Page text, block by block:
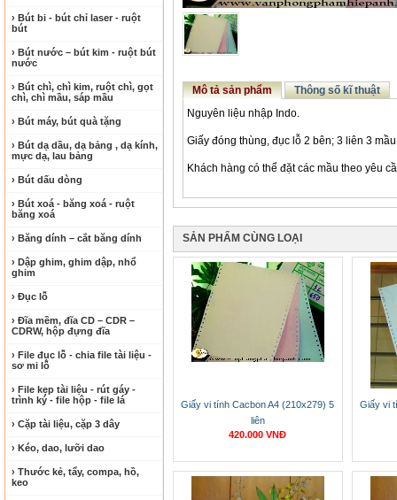
› Bút bi - bút chỉ laser - ruột
bút
› Bút nước – bút kim - ruột bút
nước
› Bút chì, chì kim, ruột chì, gọt
chì, chì mầu, sáp mầu
› Bút máy, bút quà tặng
› Bút dạ dầu, dạ bảng , dạ kính,
mực dạ, lau bảng
› Bút dấu dòng
› Bút xoá - băng xoá - ruột
băng xoá
› Băng dính – cắt băng dính
› Dập ghim, ghim dập, nhổ
ghim
› Đục lỗ
› Đĩa mềm, đĩa CD – CDR –
CDRW, hộp đựng đĩa
› File đục lỗ - chia file tài liệu -
sơ mi lỗ
› File kẹp tài liệu - rút gáy -
trình ký - file hộp - file lá
› Cặp tài liệu, cặp 3 dây
› Kéo, dao, lưỡi dao
› Thước kẻ, tẩy, compa, hồ,
keo
Mô tả sản phẩm
Thông số kĩ thuật
Nguyên liệu nhập Indo.
Giấy đóng thùng, đục lỗ 2 bên; 3 liên 3
Khách hàng có thể đặt các mầu theo yêu
SẢN PHẨM CÙNG LOẠI
Giấy vi tính Cacbon A4 (210x279) 5
liên
420.000 VNĐ
Giấy vi